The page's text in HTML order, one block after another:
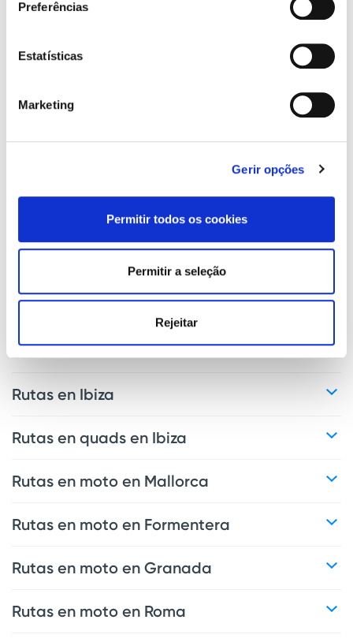
Preferências
Estatísticas
Marketing
Gerir opções
Permitir todos os cookies
Permitir a seleção
Rejeitar
Colón
Este tour requiere al menos 10 participantes
¿No es la primera vez que visitas Barcelona? Ya conoces
la ciudad y sus principales atractivos? Este tour te
ciudad mientras conduces una moto! Revivir Barcelona y
Más información
Rutas en moto en Madrid
Rutas en Valencia
Rutas en Ibiza
Rutas en quads en Ibiza
Rutas en moto en Mallorca
Rutas en moto en Formentera
Rutas en moto en Granada
Rutas en moto en Roma